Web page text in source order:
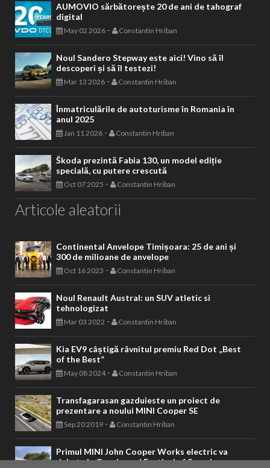
AUMOVIO sărbătorește 20 de ani de tahograf
digital
May 02 2026 - Constantin Hriban
Noul Sandero Stepway este aici! Vino să îl
descoperi și să îl testezi!
Mar 13 2026 - Constantin Hriban
Înmatriculările de autoturisme în Romania în
anul 2025
Jan 11 2026 - Constantin Hriban
Škoda prezintă Fabia 130, un model ediție
specială, cu putere crescută
Oct 07 2025 - Constantin Hriban
Articole aleatorii
Continental Anvelope Timișoara: 25 de ani și
300 de milioane de anvelope
Oct 16 2023 - Constantin Hriban
Noul Renault Austral: un SUV atletic si
tehnologizat
Mar 03 2022 - Constantin Hriban
Kia EV9 câștigă râvnitul premiu Red Dot „Best
of the Best”
May 08 2024- Constantin Hriban
Transfagarasan gazduieste un proiect de
prezentare a noului MINI Cooper SE
Sep 20 2019 - Constantin Hriban
Primul MINI John Cooper Works electric va
debuta la Goodwood Festival of Speed